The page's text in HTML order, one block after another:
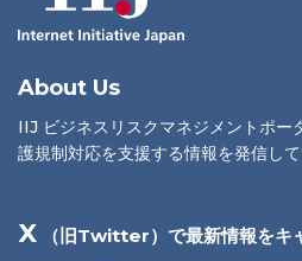
About Us
IIJ ビジネスリスクマネジメントポー
護規制対応を支援する情報を発信して
X （旧Twitter）で最新情報をキ